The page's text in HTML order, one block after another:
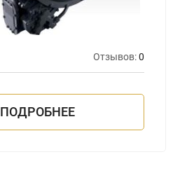
Отзывов:0
ПОДРОБНЕЕ